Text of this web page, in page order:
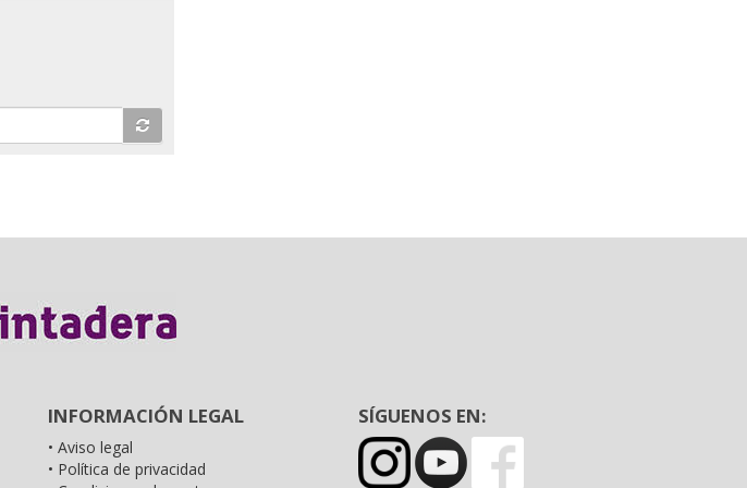
INFORMACIÓN LEGAL
• Aviso legal
• Política de privacidad
SÍGUENOS EN: